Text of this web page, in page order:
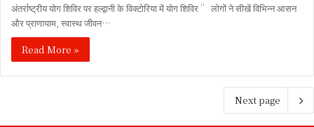
अंतर्राष्ट्रीय योग शिविर पर हल्द्वानी के विक्टोरिया में योग शिविर ” लोगों ने सीखें विभिन्न आसन
और प्राणायाम, स्वास्थ जीवन…
Read More »
Next page